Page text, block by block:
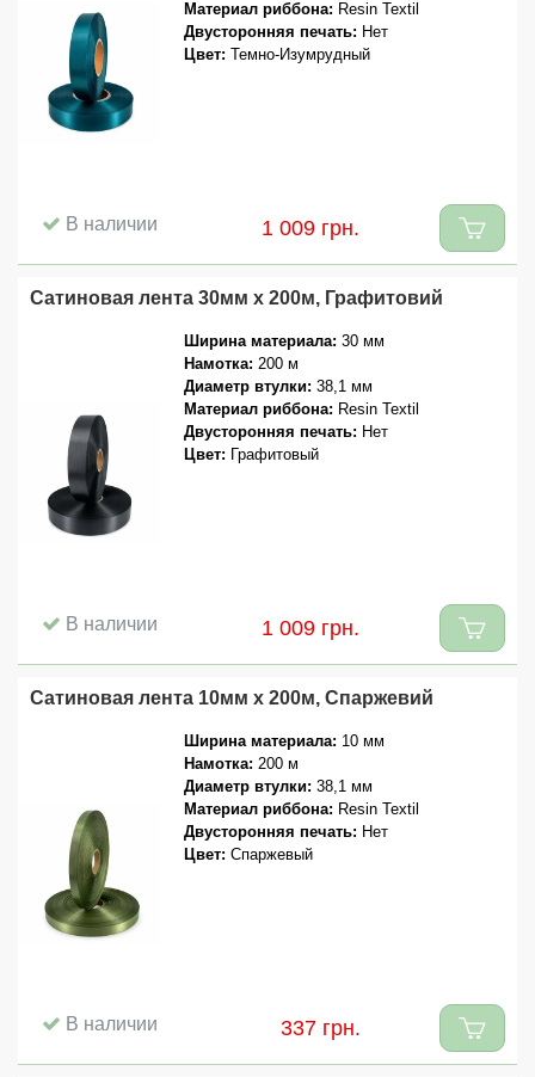
Материал риббона: Resin Textil
Двусторонняя печать: Нет
Цвет: Темно-Изумрудный
В наличии 1 009 грн.
Сатиновая лента 30мм x 200м, Графитовий
Ширина материала: 30 мм
Намотка: 200 м
Диаметр втулки: 38,1 мм
Материал риббона: Resin Textil
Двусторонняя печать: Нет
Цвет: Графитовый
В наличии 1 009 грн.
Сатиновая лента 10мм x 200м, Спаржевий
Ширина материала: 10 мм
Намотка: 200 м
Диаметр втулки: 38,1 мм
Материал риббона: Resin Textil
Двусторонняя печать: Нет
Цвет: Спаржевый
В наличии 337 грн.